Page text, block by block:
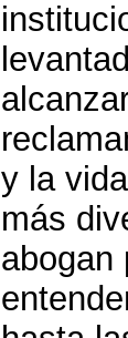
y la
más
abogan